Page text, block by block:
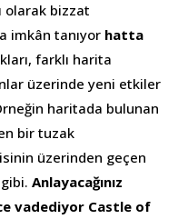
olarak bizzat
imkân tanıyor hatta
farklı harita
üzerinde yeni etkiler
haritada bulunan
bir tuzak
üzerinden geçen
Anlayacağınız
vadediyor Castle of